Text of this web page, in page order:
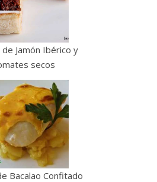
Jamón Ibérico y
secos
Bacalao Confitado